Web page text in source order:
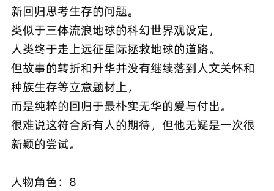
新回归思考生存的问题。
类似于三体流浪地球的科幻世界观设定，
人类终于走上远征星际拯救地球的道路。
但故事的转折和升华并没有继续落到人文关怀和
种族生存等立意题材上，
而是纯粹的回归于最朴实无华的爱与付出。
很难说这符合所有人的期待，但他无疑是一次很
新颖的尝试。
人物角色：8